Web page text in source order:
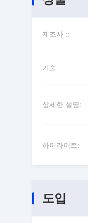
제조사 ::
기술:
상세한 설명:
하이라이트:
도입